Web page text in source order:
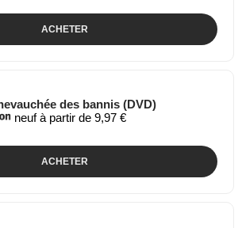
ACHETER
des bannis (DVD)
neuf à partir de 9,97 €
ACHETER